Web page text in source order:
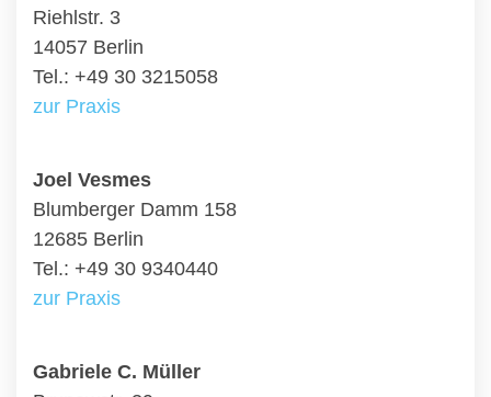
Riehlstr. 3
14057 Berlin
Tel.: +49 30 3215058
zur Praxis
Joel Vesmes
Blumberger Damm 158
12685 Berlin
Tel.: +49 30 9340440
zur Praxis
Gabriele C. Müller